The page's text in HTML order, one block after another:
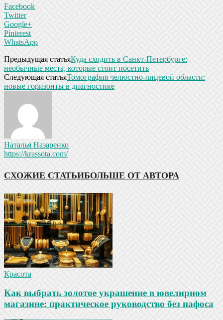
Facebook
Twitter
Google+
Pinterest
WhatsApp
Предыдущая статьяКуда сходить в Санкт-Петербурге:
необычные места, которые стоит посетить
Следующая статьяТомография челюстно-лицевой области:
новые горизонты в диагностике
Наталья Назаренко
https://krassota.com/
СХОЖИЕ СТАТЬИБОЛЬШЕ ОТ АВТОРА
Красота
Как выбрать золотое украшение в ювелирном
магазине: практическое руководство без пафоса